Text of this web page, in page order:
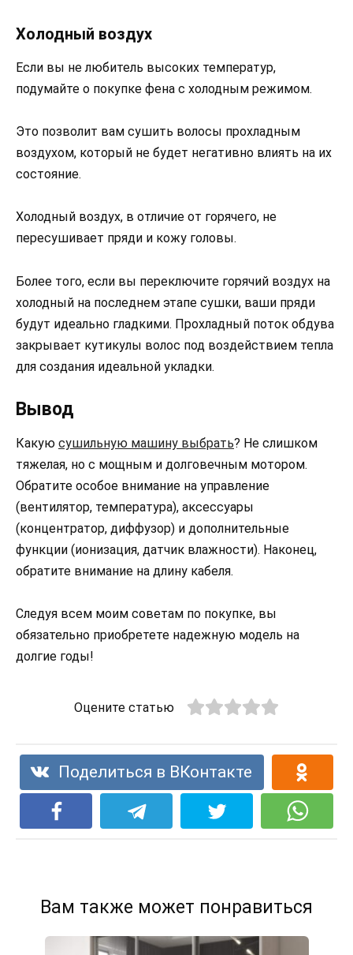
Холодный воздух
Если вы не любитель высоких температур,
подумайте о покупке фена с холодным режимом.
Это позволит вам сушить волосы прохладным
воздухом, который не будет негативно влиять на их
состояние.
Холодный воздух, в отличие от горячего, не
пересушивает пряди и кожу головы.
Более того, если вы переключите горячий воздух на
холодный на последнем этапе сушки, ваши пряди
будут идеально гладкими. Прохладный поток обдува
закрывает кутикулы волос под воздействием тепла
для создания идеальной укладки.
Вывод
Какую сушильную машину выбрать? Не слишком
тяжелая, но с мощным и долговечным мотором.
Обратите особое внимание на управление
(вентилятор, температура), аксессуары
(концентратор, диффузор) и дополнительные
функции (ионизация, датчик влажности). Наконец,
обратите внимание на длину кабеля.
Следуя всем моим советам по покупке, вы
обязательно приобретете надежную модель на
долгие годы!
Оцените статью
Поделиться в ВКонтакте
Вам также может понравиться